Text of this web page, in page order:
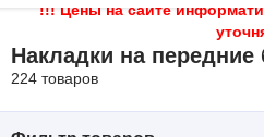
!!! Цены на сайте
Накладки на
224 товаров